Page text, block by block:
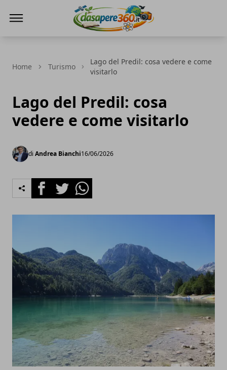
Home Turismo
Lago del Predil: cosa vedere e come
visitarlo
Lago del Predil: cosa
vedere e come visitarlo
di Andrea Bianchi16/06/2026
FacebookTwitterWhatsapp